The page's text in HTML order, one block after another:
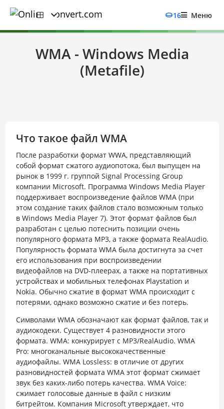
16 Меню
WMA - Windows Media
(Metafile)
Что такое файл WMA
После разработки формат WWA, представляющий
собой формат сжатого аудиопотока, был выпущен на
рынок в 1999 г. группой Signal Processing Group
компании Microsoft. Программа Windows Media Player
поддерживает воспроизведение файлов WMA (при
этом создание таких файлов стало возможным только
в Windows Media Player 7). Этот формат файлов был
разработан с целью потеснить позиции очень
популярного формата MP3, а также формата RealAudio.
Популярность формата WMA была достигнута за счет
его использования при воспроизведении
видеофайлов на DVD-плеерах, а также на портативных
устройствах и мобильных телефонах Playstation и
Nokia. Обычно сжатие в формат WMA происходит с
потерями, однако возможно сжатие и без потерь.
Символами WMA обозначают как формат файлов, так и
аудиокодеки. Существует 4 разновидности этого
формата. WMA: конкурирует с MP3/RealAudio. WMA
Pro: многоканальные высококачественные
аудиофайлы. WMA Lossless: в отличие от других
разновидностей формата WMA этот формат сжимает
звук без каких-либо потерь качества. WMA Voice:
сжимает голосовые данные в файл с низким
битрейтом. Компания Microsoft утверждает, что